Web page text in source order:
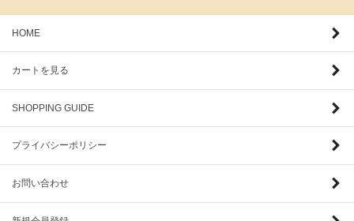
HOME
カートを見る
SHOPPING GUIDE
プライバシーポリシー
お問い合わせ